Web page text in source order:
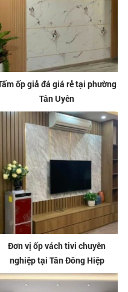
ốp giả đá giá rẻ tại phường
Tân Uyên
Đơn vị ốp vách tivi chuyên
nghiệp tại Tân Đông Hiệp